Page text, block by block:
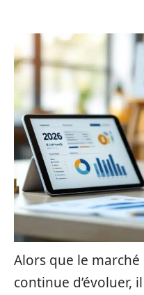
Alors que le marché
continue d’évoluer,